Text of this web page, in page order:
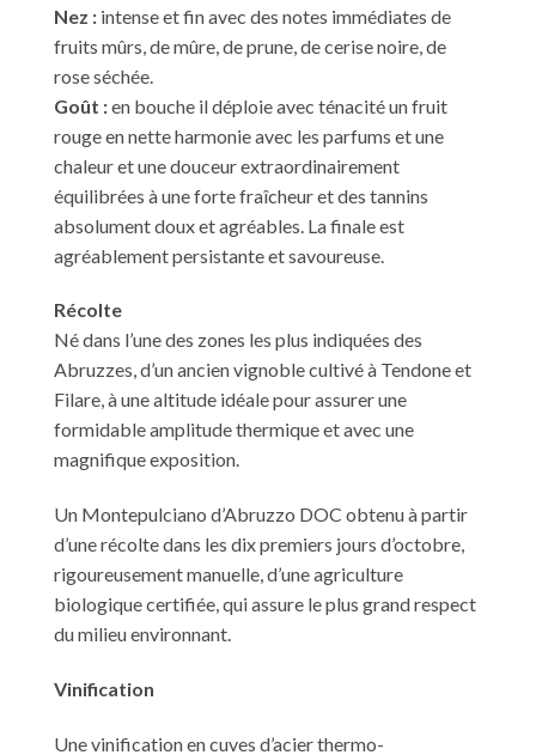
Nez : intense et fin avec des notes immédiates de
fruits mûrs, de mûre, de prune, de cerise noire, de
rose séchée.
Goût :en bouche il déploie avec ténacité un fruit
rouge en nette harmonie avec les parfums et une
chaleur et une douceur extraordinairement
équilibrées à une forte fraîcheur et des tannins
absolument doux et agréables. La finale est
agréablement persistante et savoureuse.
Récolte
Né dans l’une des zones les plus indiquées des
Abruzzes, d’un ancien vignoble cultivé à Tendone et
Filare, à une altitude idéale pour assurer une
formidable amplitude thermique et avec une
magnifique exposition.
Un Montepulciano d’Abruzzo DOC obtenu à partir
d’une récolte dans les dix premiers jours d’octobre,
rigoureusement manuelle, d’une agriculture
biologique certifiée, qui assure le plus grand respect
du milieu environnant.
Vinification
Une vinification en cuves d’acier thermo-